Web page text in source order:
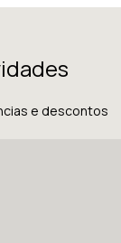
e descontos